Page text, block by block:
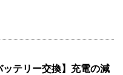
ッテリー交換】充電の減